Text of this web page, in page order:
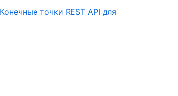
Конечные точки REST API для